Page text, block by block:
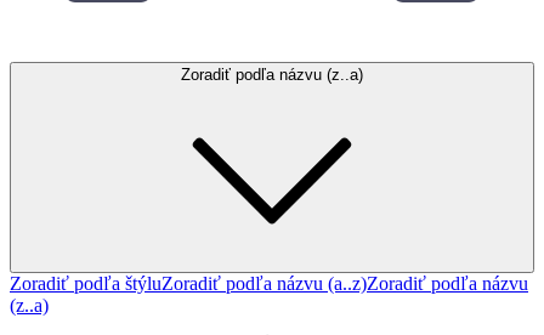
Zoradiť podľa názvu (z..a)
Zoradiť podľa štýluZoradiť podľa názvu (a..z)Zoradiť podľa názvu
(z..a)